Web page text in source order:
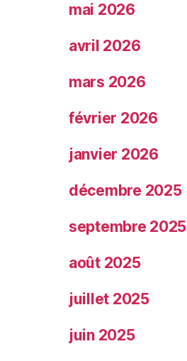
mai 2026
avril 2026
mars 2026
février 2026
janvier 2026
décembre 2025
septembre 2025
août 2025
juillet 2025
juin 2025